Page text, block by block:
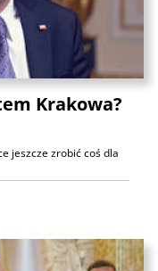
Krakowa?
jeszcze zrobić coś dla